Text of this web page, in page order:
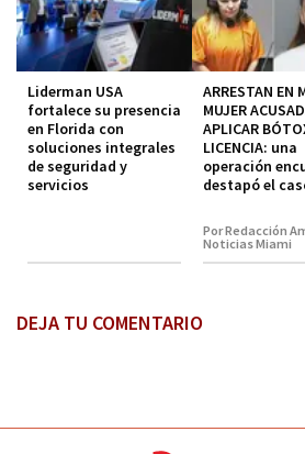
Liderman USA
fortalece su presencia
en Florida con
soluciones integrales
de seguridad y
servicios
ARRESTAN EN
MUJER
APLICAR
LICENCIA: una
operación
destapó el
Por Redacción
Noticias Miami
DEJA TU COMENTARIO